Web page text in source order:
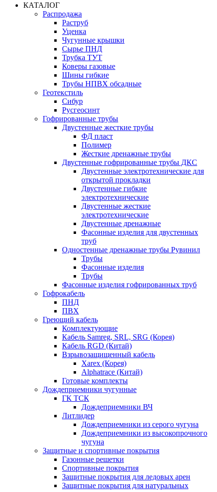
КАТАЛОГ
Распродажа
Раструб
Уценка
Чугунные крышки
Сырье ПНД
Трубка ТУТ
Коверы газовые
Шины гибкие
Трубы НПВХ обсадные
Геотекстиль
Сибур
Русгеосинт
Гофрированные трубы
Двустенные жесткие трубы
ФД пласт
Полимер
Жесткие дренажные трубы
Двустенные гофрированные трубы ДКС
Двустенные электротехнические для
открытой прокладки
Двустенные гибкие
электротехнические
Двустенные жесткие
электротехнические
Двустенные дренажные
Фасонные изделия для двустенных
труб
Одностенные дренажные трубы Рувинил
Трубы
Фасонные изделия
Трубы
Фасонные изделия гофрированных труб
Гофрокабель
ПНД
ПВХ
Греющий кабель
Комплектующие
Кабель Samreg, SRL, SRG (Корея)
Кабель RGD (Китай)
Взрывозащищенный кабель
Xarex (Корея)
Alphatrace (Китай)
Готовые комплекты
Дождеприемники чугунные
ГК ТСК
Дождеприемники ВЧ
Литлидер
Дождеприемники из серого чугуна
Дождеприемники из высокопрочного
чугуна
Защитные и спортивные покрытия
Газонные решетки
Спортивные покрытия
Защитные покрытия для ледовых арен
Защитные покрытия для натуральных